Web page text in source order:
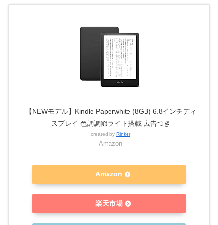
【NEWモデル】Kindle Paperwhite (8GB) 6.8インチディ
スプレイ 色調調節ライト搭載 広告つき
created by Rinker
Amazon
Amazon
楽天市場